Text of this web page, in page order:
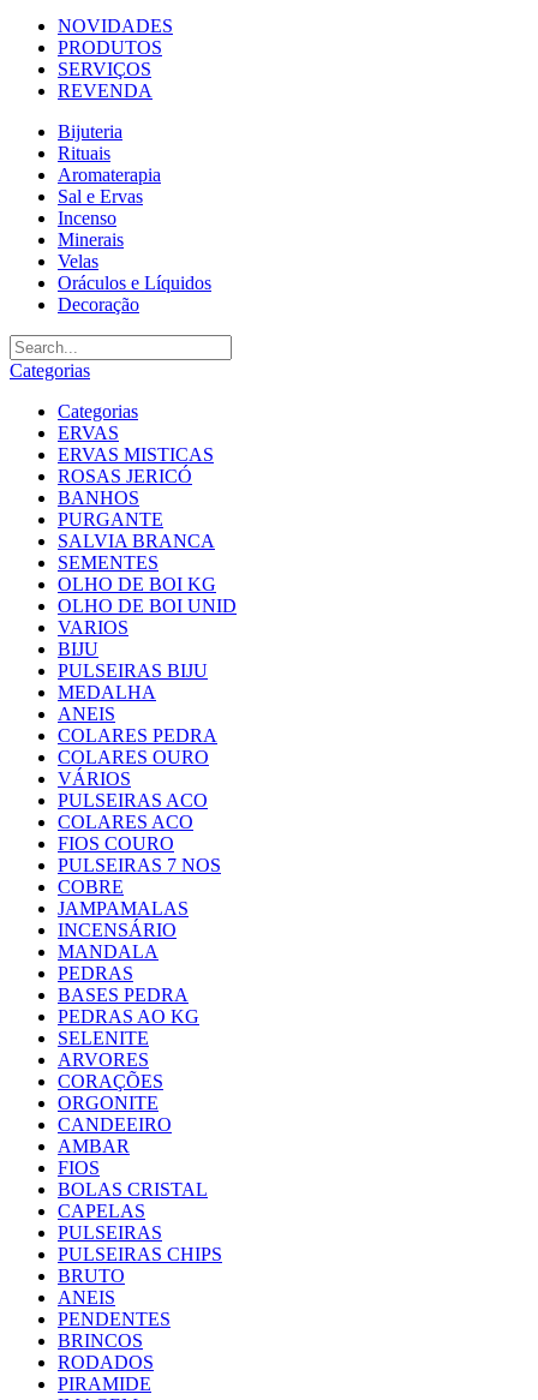
NOVIDADES
PRODUTOS
SERVIÇOS
REVENDA
Bijuteria
Rituais
Aromaterapia
Sal e Ervas
Incenso
Minerais
Velas
Oráculos e Líquidos
Decoração
Categorias
Categorias
ERVAS
ERVAS MISTICAS
ROSAS JERICÓ
BANHOS
PURGANTE
SALVIA BRANCA
SEMENTES
OLHO DE BOI KG
OLHO DE BOI UNID
VARIOS
BIJU
PULSEIRAS BIJU
MEDALHA
ANEIS
COLARES PEDRA
COLARES OURO
VÁRIOS
PULSEIRAS ACO
COLARES ACO
FIOS COURO
PULSEIRAS 7 NOS
COBRE
JAMPAMALAS
INCENSÁRIO
MANDALA
PEDRAS
BASES PEDRA
PEDRAS AO KG
SELENITE
ARVORES
CORAÇÕES
ORGONITE
CANDEEIRO
AMBAR
FIOS
BOLAS CRISTAL
CAPELAS
PULSEIRAS
PULSEIRAS CHIPS
BRUTO
ANEIS
PENDENTES
BRINCOS
RODADOS
PIRAMIDE